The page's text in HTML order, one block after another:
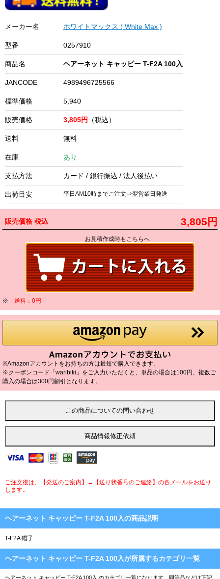
メーカー名 ホワイトマックス ( White Max )
型番 0257910
商品名 ヘアーネット キャッピー T-F2A 100入
JANCODE 4989496725566
標準価格 5,940
販売価格 3,805円 （税込）
送料 無料
在庫 あり
支払方法 カード / 銀行振込 / 法人後払い
出荷目安 平日AM10時までご注文⇒翌営業日発送
販売価格 税込 3,805円
お見積作成時もこちらへ
※ 送料：0円
※Amazonアカウントをお持ちの方は最短で購入できます。
※クーポンコード「waribiki」をご入力いただくと、単品の場合は100円、複数ご
購入の場合は300円割引となります。
ご注文後は、【発送のご案内】→【送り状番号のご連絡】の各メールをお送り
します。
ヘアーネット キャッピー T-F2A 100入の商品説明
T-F2A 帽子
ヘアーネット キャッピー T-F2A 100入が所属するカテゴリ一覧
ヘアーネット キャッピー T-F2A 100入 のカテゴリ一覧になります。同等品などは下記